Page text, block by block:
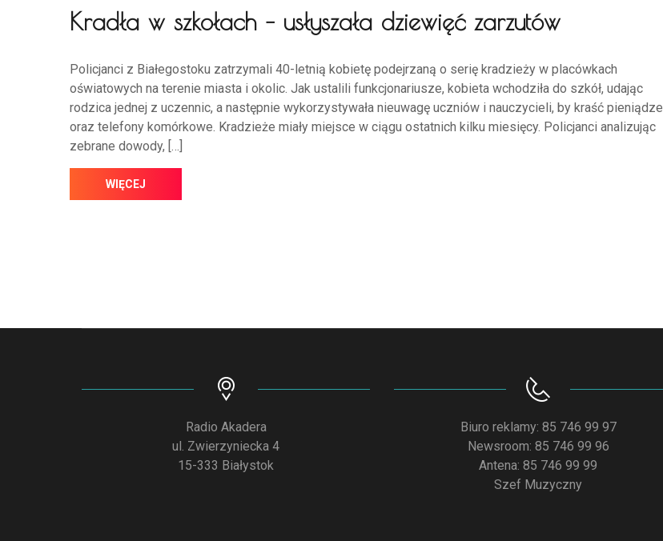
Kradła w szkołach – usłyszała dziewięć zarzutów
Policjanci z Białegostoku zatrzymali 40-letnią kobietę podejrzaną o serię kradzieży w placówkach
oświatowych na terenie miasta i okolic. Jak ustalili funkcjonariusze, kobieta wchodziła do szkół, udając
rodzica jednej z uczennic, a następnie wykorzystywała nieuwagę uczniów i nauczycieli, by kraść pieniądze
oraz telefony komórkowe. Kradzieże miały miejsce w ciągu ostatnich kilku miesięcy. Policjanci analizując
zebrane dowody, […]
WIĘCEJ
Radio Akadera
ul. Zwierzyniecka 4
15-333 Białystok
Biuro reklamy: 85 746 99 97
Newsroom: 85 746 99 96
Antena: 85 746 99 99
Szef Muzyczny